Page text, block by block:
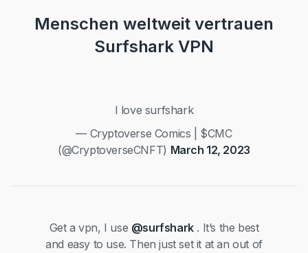
Menschen weltweit vertrauen
Surfshark VPN
I love surfshark
— Cryptoverse Comics | $CMC
(@CryptoverseCNFT) March 12, 2023
Get a vpn, I use @surfshark. It’s the best
and easy to use. Then just set it at an out of